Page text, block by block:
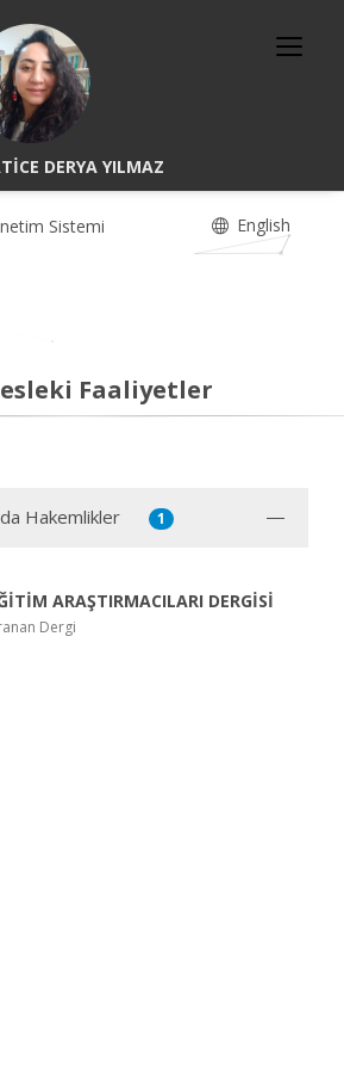
DERYA YILMAZ
Sistemi English
Faaliyetler
Hakemlikler 1
ARAŞTIRMACILARI DERGİSİ
Dergi